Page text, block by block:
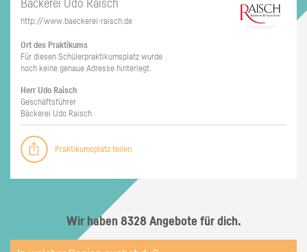
Bä­cke­rei Udo Ra­isch
http://​www.​baeckerei-​raisch.​de
Ort des Prak­ti­kums
Für die­sen Schü­ler­prak­ti­kums­platz wurde
noch keine ge­naue Adres­se hin­ter­legt.
Herr Udo Ra­isch
Ge­schäfts­füh­rer
Bä­cke­rei Udo Ra­isch
Praktikumsplatz teilen
Wir haben 8328 Angebote für dich.